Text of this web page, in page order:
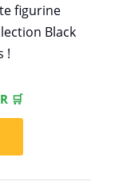
figurine
Black
!
🛒